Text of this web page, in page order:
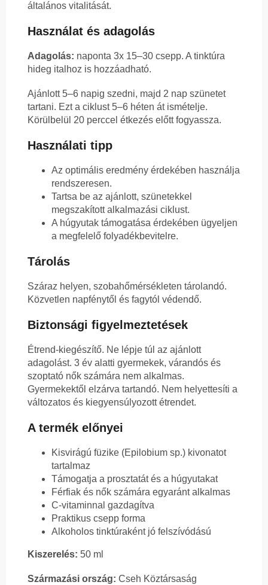
általános vitalitását.
Használat és adagolás
Adagolás: naponta 3x 15–30 csepp. A tinktúra
hideg italhoz is hozzáadható.
Ajánlott 5–6 napig szedni, majd 2 nap szünetet
tartani. Ezt a ciklust 5–6 héten át ismételje.
Körülbelül 20 perccel étkezés előtt fogyassza.
Használati tipp
Az optimális eredmény érdekében használja
rendszeresen.
Tartsa be az ajánlott, szünetekkel
megszakított alkalmazási ciklust.
A húgyutak támogatása érdekében ügyeljen
a megfelelő folyadékbevitelre.
Tárolás
Száraz helyen, szobahőmérsékleten tárolandó.
Közvetlen napfénytől és fagytól védendő.
Biztonsági figyelmeztetések
Étrend-kiegészítő. Ne lépje túl az ajánlott
adagolást. 3 év alatti gyermekek, várandós és
szoptató nők számára nem alkalmas.
Gyermekektől elzárva tartandó. Nem helyettesíti a
változatos és kiegyensúlyozott étrendet.
A termék előnyei
Kisvirágú füzike (Epilobium sp.) kivonatot
tartalmaz
Támogatja a prosztatát és a húgyutakat
Férfiak és nők számára egyaránt alkalmas
C-vitaminnal gazdagítva
Praktikus csepp forma
Alkoholos tinktúraként jó felszívódású
Kiszerelés: 50 ml
Származási ország: Cseh Köztársaság